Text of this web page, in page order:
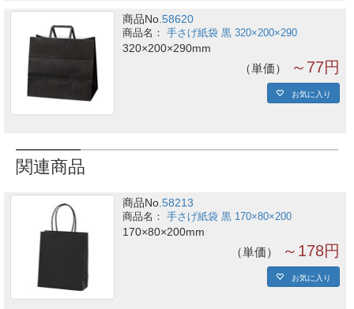
商品No.58620
手さげ紙袋 黒 320×200×290
320×200×290mm
単価 ～77円
お気に入り
関連商品
商品No.58213
手さげ紙袋 黒 170×80×200
170×80×200mm
単価 ～178円
お気に入り